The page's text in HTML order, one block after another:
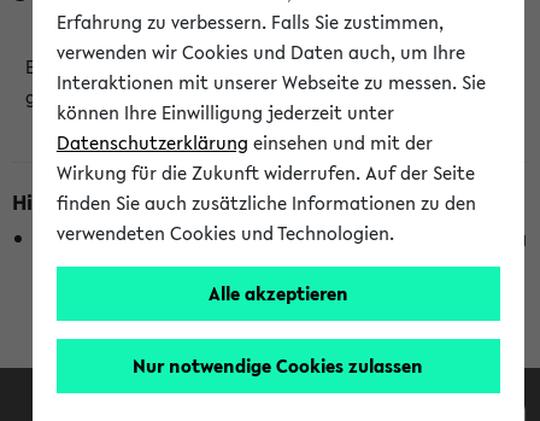
Es wurden keine jetzt stattfindenden Veranstaltungen
gefunden!
Hinweise zur Liste
Die Anzeige ist semesterübergreifend und nicht abhängig
vom im eKVV gewählten Semester.
Facebook Instagram LinkedIn TikTok
Erfahrung zu verbessern. Falls Sie zustimmen,
verwenden wir Cookies und Daten auch, um Ihre
Interaktionen mit unserer Webseite zu messen. Sie
können Ihre Einwilligung jederzeit unter
Datenschutzerklärung einsehen und mit der
Wirkung für die Zukunft widerrufen. Auf der Seite
finden Sie auch zusätzliche Informationen zu den
verwendeten Cookies und Technologien.
Alle akzeptieren
Nur notwendige Cookies zulassen